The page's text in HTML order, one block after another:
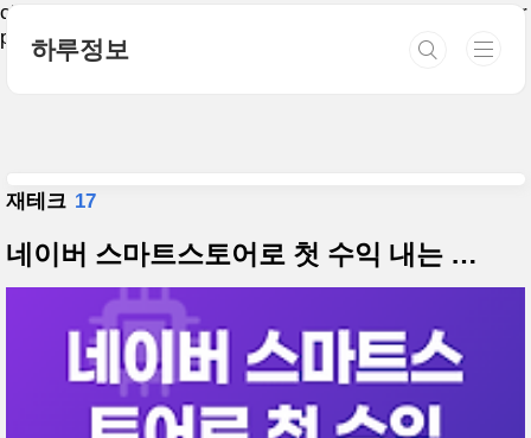
class="list-type-thumbnail layout-aside-right paging-number
promotion-mobile-hide">
본문 바로가기
하루정보
재테크 17
네이버 스마트스토어로 첫 수익 내는 법 4단계!